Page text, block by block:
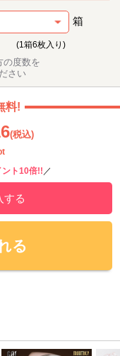
箱
(1箱6枚入り)
の度数を
さい
料!
(税込)
ント10倍!! ／
する
る